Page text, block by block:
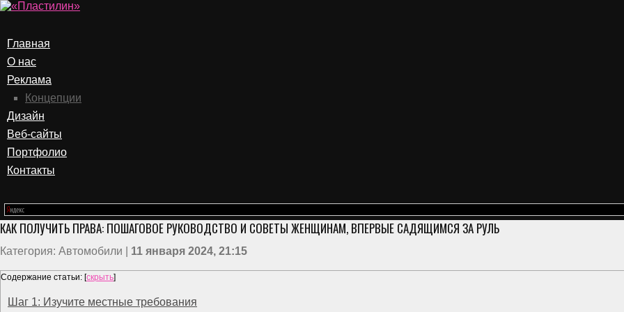
Главная
О нас
Реклама
Концепции
Дизайн
Веб-сайты
Портфолио
Контакты
КАК ПОЛУЧИТЬ ПРАВА: ПОШАГОВОЕ РУКОВОДСТВО И СОВЕТЫ ЖЕНЩИНАМ, ВПЕРВЫЕ САДЯЩИМСЯ ЗА РУЛЬ
Категория: Автомобили | 11 января 2024, 21:15
Содержание статьи: [скрыть]
Шаг 1: Изучите местные требования